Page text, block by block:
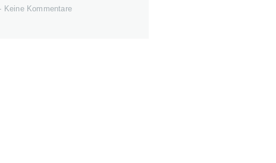
Keine Kommentare